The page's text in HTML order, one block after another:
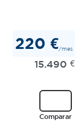
220 €/mes
15.490 €
Comparar